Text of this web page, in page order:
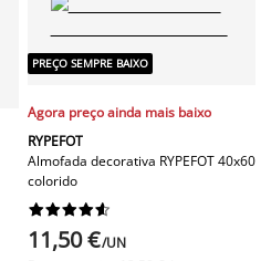
PREÇO SEMPRE BAIXO
Agora preço ainda mais baixo
RYPEFOT
Almofada decorativa RYPEFOT 40x60
colorido






11,50 €/UN